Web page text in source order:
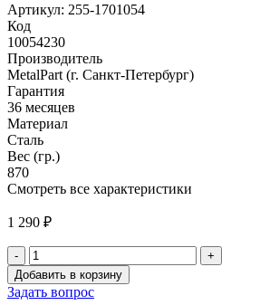
Артикул: 255-1701054
Код
10054230
Производитель
MetalPart (г. Санкт-Петербург)
Гарантия
36 месяцев
Материал
Сталь
Вес (гр.)
870
Смотреть все характеристики
1 290 ₽
- +
Количество
товара
Добавить в корзину
Задать вопрос